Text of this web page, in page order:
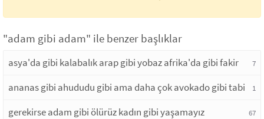
"adam gibi adam" ile benzer başlıklar
asya'da gibi kalabalık arap gibi yobaz afrika'da gibi fakir 7
ananas gibi ahududu gibi ama daha çok avokado gibi tabi 1
gerekirse adam gibi ölürüz kadın gibi yaşamayız 67